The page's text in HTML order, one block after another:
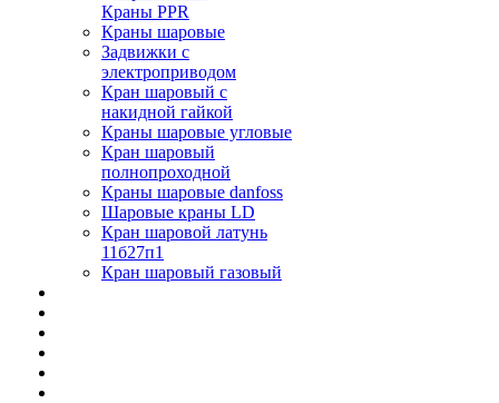
Краны PPR
Краны шаровые
Задвижки с
электроприводом
Кран шаровый с
накидной гайкой
Краны шаровые угловые
Кран шаровый
полнопроходной
Краны шаровые danfoss
Шаровые краны LD
Кран шаровой латунь
11б27п1
Кран шаровый газовый